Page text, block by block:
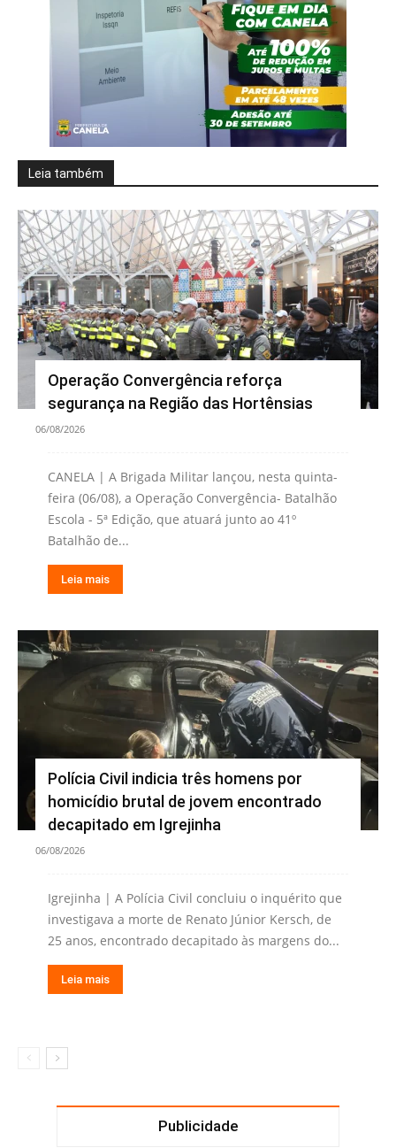
Leia também
Operação Convergência reforça
segurança na Região das Hortênsias
06/08/2026
CANELA | A Brigada Militar lançou, nesta quinta-
feira (06/08), a Operação Convergência- Batalhão
Escola - 5ª Edição, que atuará junto ao 41º
Batalhão de...
Leia mais
Polícia Civil indicia três homens por
homicídio brutal de jovem encontrado
decapitado em Igrejinha
06/08/2026
Igrejinha | A Polícia Civil concluiu o inquérito que
investigava a morte de Renato Júnior Kersch, de
25 anos, encontrado decapitado às margens do...
Leia mais
Publicidade